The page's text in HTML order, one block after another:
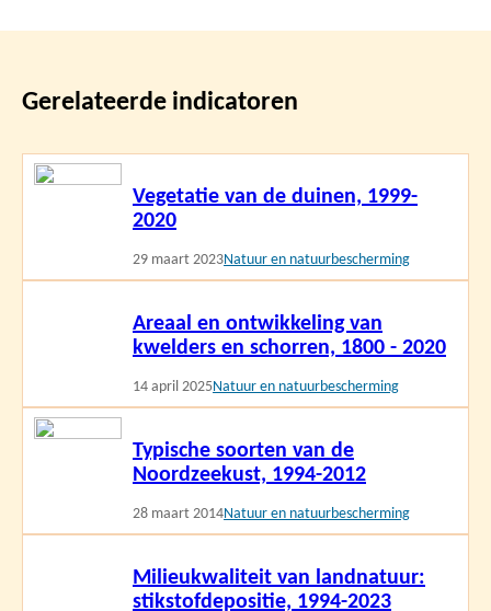
Gerelateerde indicatoren
Vegetatie van de duinen, 1999-
2020
29 maart 2023Natuur en natuurbescherming
Lees
Areaal en ontwikkeling van
kwelders en schorren, 1800 - 2020
14 april 2025Natuur en natuurbescherming
Typische soorten van de
Noordzeekust, 1994-2012
28 maart 2014Natuur en natuurbescherming
Lees
Milieukwaliteit van landnatuur:
stikstofdepositie, 1994-2023